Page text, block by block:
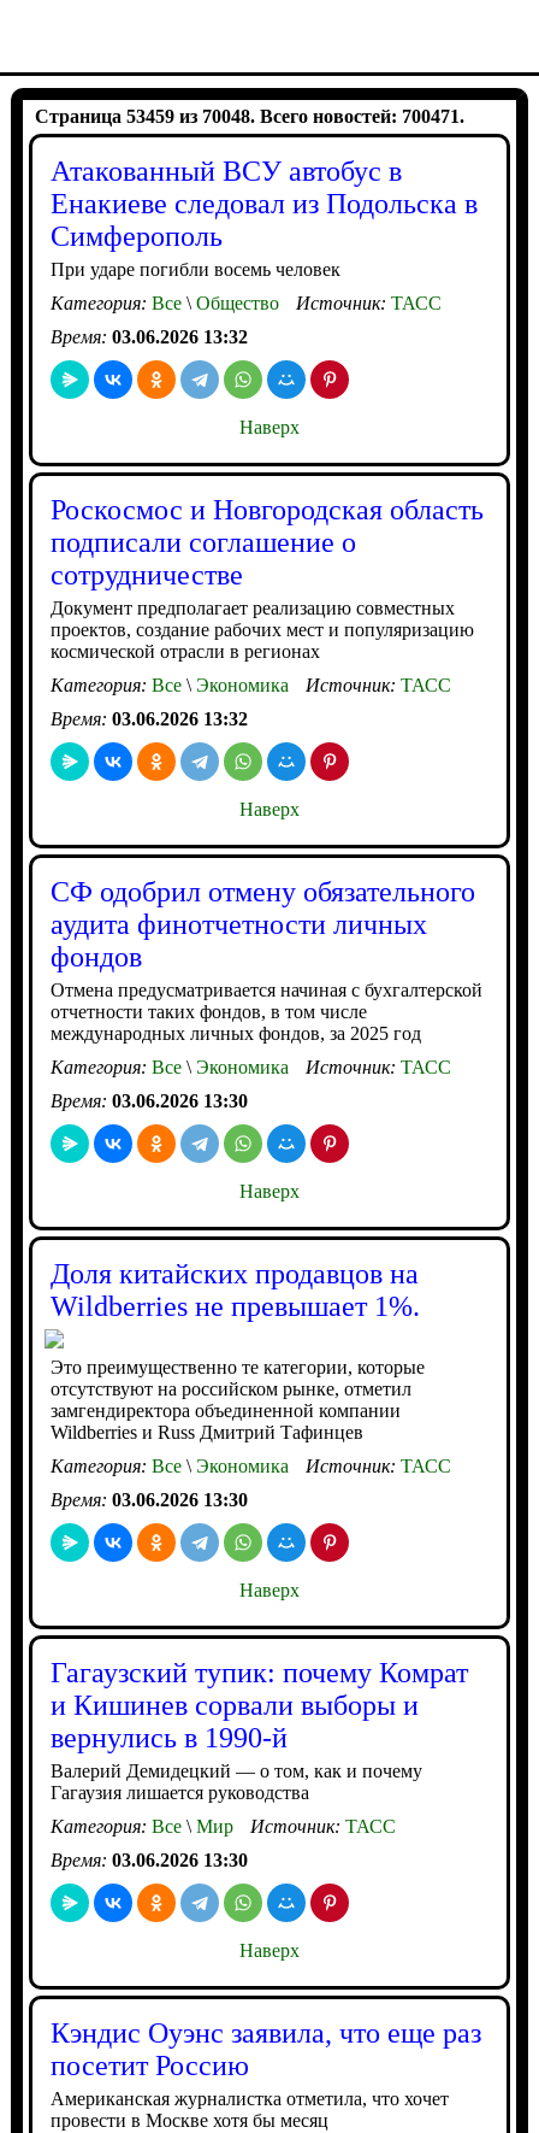
Страница 53459 из 70048. Всего новостей: 700471.
Атакованный ВСУ автобус в
Енакиеве следовал из Подольска в
Симферополь
При ударе погибли восемь человек
Категория: Все\Общество Источник: ТАСС
Время: 03.06.2026 13:32
Наверх
Роскосмос и Новгородская область
подписали соглашение о
сотрудничестве
Документ предполагает реализацию совместных
проектов, создание рабочих мест и популяризацию
космической отрасли в регионах
Категория: Все\Экономика Источник: ТАСС
Время: 03.06.2026 13:32
Наверх
СФ одобрил отмену обязательного
аудита финотчетности личных
фондов
Отмена предусматривается начиная с бухгалтерской
отчетности таких фондов, в том числе
международных личных фондов, за 2025 год
Категория: Все\Экономика Источник: ТАСС
Время: 03.06.2026 13:30
Наверх
Доля китайских продавцов на
Wildberries не превышает 1%.
Это преимущественно те категории, которые
отсутствуют на российском рынке, отметил
замгендиректора объединенной компании
Wildberries и Russ Дмитрий Тафинцев
Категория: Все\Экономика Источник: ТАСС
Время: 03.06.2026 13:30
Наверх
Гагаузский тупик: почему Комрат
и Кишинев сорвали выборы и
вернулись в 1990-й
Валерий Демидецкий — о том, как и почему
Гагаузия лишается руководства
Категория: Все\Мир Источник: ТАСС
Время: 03.06.2026 13:30
Наверх
Кэндис Оуэнс заявила, что еще раз
посетит Россию
Американская журналистка отметила, что хочет
провести в Москве хотя бы месяц